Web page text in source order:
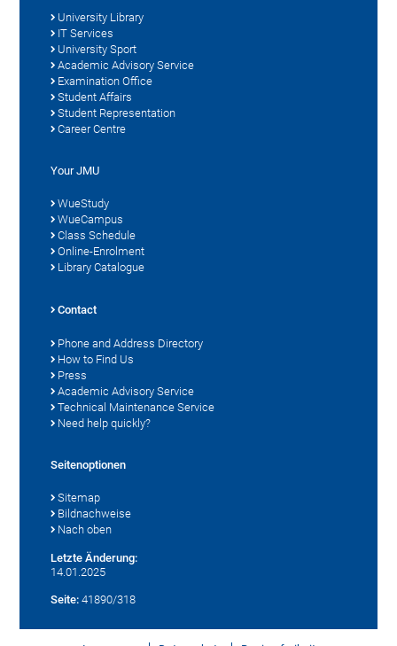
University Library
IT Services
University Sport
Academic Advisory Service
Examination Office
Student Affairs
Student Representation
Career Centre
Your JMU
WueStudy
WueCampus
Class Schedule
Online-Enrolment
Library Catalogue
Contact
Phone and Address Directory
How to Find Us
Press
Academic Advisory Service
Technical Maintenance Service
Need help quickly?
Seitenoptionen
Sitemap
Bildnachweise
Nach oben
Letzte Änderung:
14.01.2025
Seite: 41890/318